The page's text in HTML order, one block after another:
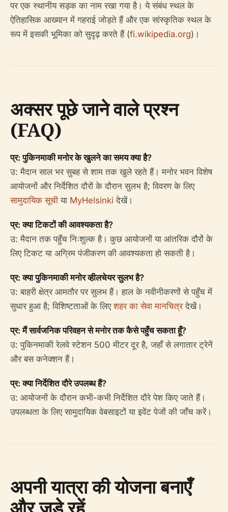
पर एक स्थानीय सड़क का नाम रखा गया है। ये संबंध स्थल के
ऐतिहासिक आख्यान में गहराई जोड़ते हैं और एक सांस्कृतिक स्थल के
रूप में इसकी भूमिका को सुदृढ़ करते हैं (fi.wikipedia.org)।
अक्सर पूछे जाने वाले प्रश्न
(FAQ)
प्र: पुकिनमाकी मनोर के खुलने का समय क्या है?
उ: मैदान साल भर सुबह से शाम तक खुले रहते हैं। मनोर भवन विशेष
आयोजनों और निर्देशित दौरों के दौरान सुलभ है; विवरण के लिए
सामुदायिक सूची या MyHelsinki देखें।
प्र: क्या टिकटों की आवश्यकता है?
उ: मैदान तक पहुँच निःशुल्क है। कुछ आयोजनों या आंतरिक दौरों के
लिए टिकट या अग्रिम पंजीकरण की आवश्यकता हो सकती है।
प्र: क्या पुकिनमाकी मनोर व्हीलचेयर सुलभ है?
उ: बाहरी क्षेत्र आमतौर पर सुलभ हैं। हाल के नवीनीकरणों से पहुँच में
सुधार हुआ है; विशिष्टताओं के लिएशहर का सेवा मानचित्रदेखें।
प्र: मैं सार्वजनिक परिवहन से मनोर तक कैसे पहुँच सकता हूँ?
उ: पुकिनमाकी रेलवे स्टेशन 500 मीटर दूर है, जहाँ से लगातार ट्रेनें
और बस कनेक्शन हैं।
प्र: क्या निर्देशित दौरे उपलब्ध हैं?
उ: आयोजनों के दौरान कभी-कभी निर्देशित दौरे पेश किए जाते हैं।
उपलब्धता के लिए सामुदायिक वेबसाइटों या इवेंट पेजों की जाँच करें।
अपनी यात्रा की योजना बनाएँ